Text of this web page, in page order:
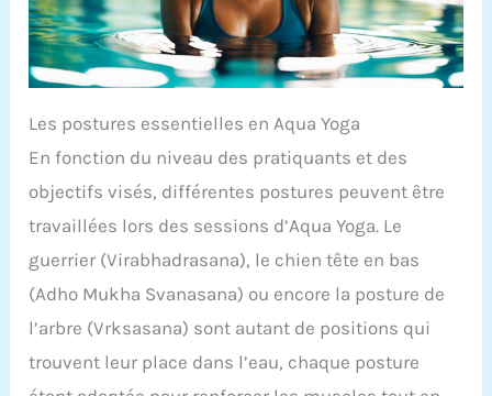
Les postures essentielles en Aqua Yoga
En fonction du niveau des pratiquants et des
objectifs visés, différentes postures peuvent être
travaillées lors des sessions d’Aqua Yoga. Le
guerrier (Virabhadrasana), le chien tête en bas
(Adho Mukha Svanasana) ou encore la posture de
l’arbre (Vrksasana) sont autant de positions qui
trouvent leur place dans l’eau, chaque posture